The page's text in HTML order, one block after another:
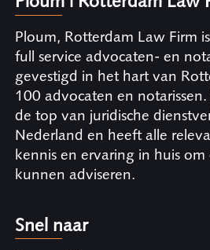
Ploum, Rotterdam Law Firm
full service advocaten- en
gevestigd in het hart van
100 advocaten en
de top van juridische
Nederland en heeft alle
kennis en ervaring in huis om
kunnen adviseren.
Snel naar